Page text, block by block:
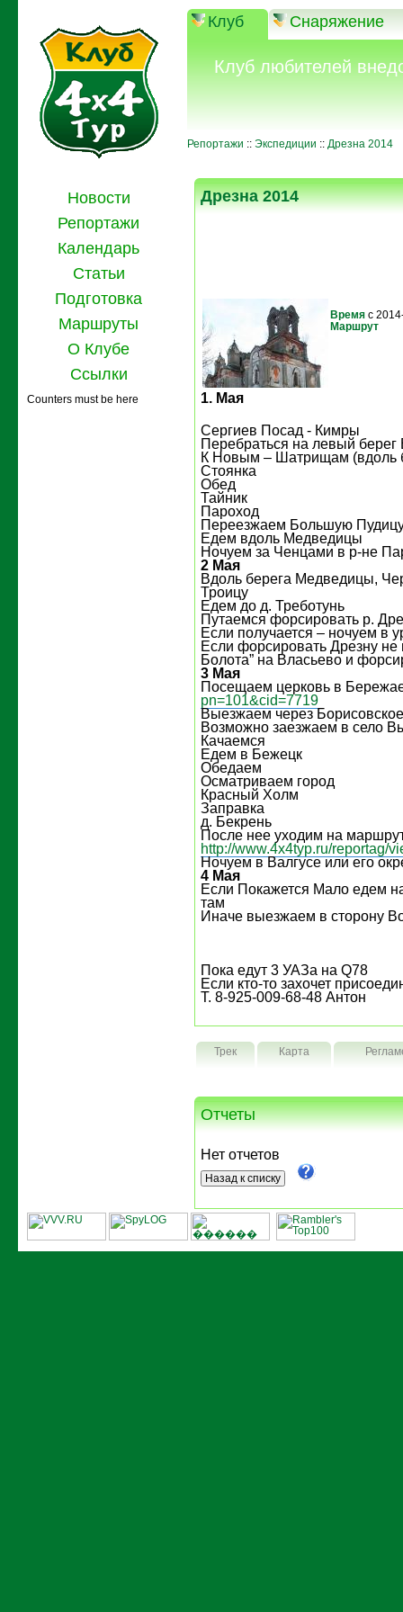
Клуб Снаряжение
Клуб любителей
Репортажи :: Экспедиции :: Дрезна 2014
Новости
Репортажи
Календарь
Статьи
Подготовка
Маршруты
О Клубе
Ссылки
Counters must be here
Дрезна 2014
Время с
Маршрут
1. Мая
Сергиев Посад - Кимры
Перебраться на левый берег
К Новым – Шатрищам (вдоль
Стоянка
Обед
Тайник
Пароход
Переезжаем Большую
Едем вдоль Медведицы
Ночуем за Ченцами в р-не
2 Мая
Вдоль берега Медведицы,
Троицу
Едем до д. Треботунь
Путаемся форсировать р.
Если получается – ночуем в
Если форсировать Дрезну не
Болота” на Власьево и
3 Мая
Посещаем церковь в
pn=101&cid=7719
Выезжаем через Борисовское
Возможно заезжаем в село
Качаемся
Едем в Бежецк
Обедаем
Осматриваем город
Красный Холм
Заправка
д. Бекрень
После нее уходим на
http://www.4x4typ.ru/reportag/
Ночуем в Валгусе или его
4 Мая
Если Покажется Мало едем
там
Иначе выезжаем в сторону
Пока едут 3 УАЗа на Q78
Если кто-то захочет
Т. 8-925-009-68-48 Антон
Трек Карта
Отчеты
Нет отчетов